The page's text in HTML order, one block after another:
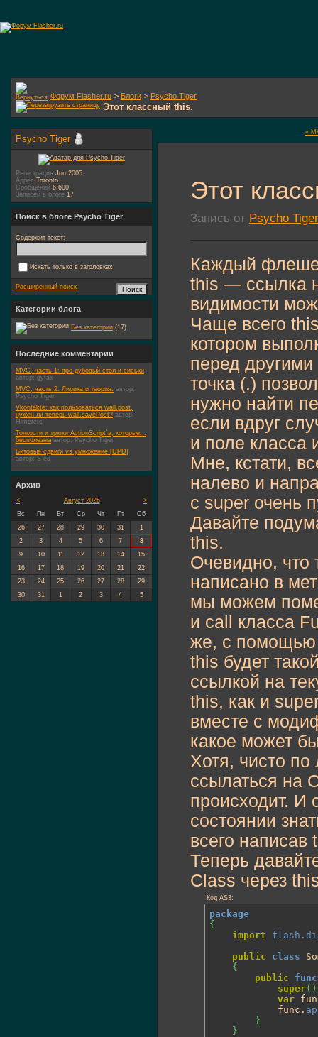
Форум Flasher.ru > Блоги > Psycho Tiger
Этот классный this.
«
Этот
Запись от Psycho Tiger
Каждый
this — ссылка
видимости
Чаще всего
котором
перед
точка (.)
нужно найти
если вдруг
и поле класса
Мне, кстати,
налево и
с super очень
Давайте
this.
Очевидно, что
написано в
мы можем
и call класса
же, с помощью
this будет
ссылкой на
this, как и
вместе с
какое может
Хотя, чисто по
ссылаться на
происходит. И
состоянии
всего написав
Теперь
Class через
Код AS3:
package
{
import
public
class
{
public
super( )
var
			func.
}
}
Psycho Tiger
Регистрация Jun 2005
Адрес Toronto
Сообщений 6,600
Записей в блоге 17
Поиск в блоге Psycho Tiger
Содержит текст:
Искать только в заголовках
Расширенный поиск
Категории блога
Без категории (17)
Последние комментарии
MVC, часть 1: про дубовый стол и сиськи
автор: gyfak
MVC, часть 2. Лирика и теория. автор:
Psycho Tiger
Vkontakte: как пользоваться wall.post,
нужен ли теперь wall.savePost? автор:
Himerets
Тонкости и трюки ActionScript`а, которые...
бесполезны автор: Psycho Tiger
Битовые сдвиги vs умножение [UPD]
автор: S-ed
Архив
< >
Август 2026
Вс
Пн Вт Ср Чт Пт
Сб
26
27 28 29 30 31
1
2
3 4 5 6 7
8
9
10 11 12 13 14
15
16
17 18 19 20 21
22
23
24 25 26 27 28
29
30
31 1 2 3 4 5